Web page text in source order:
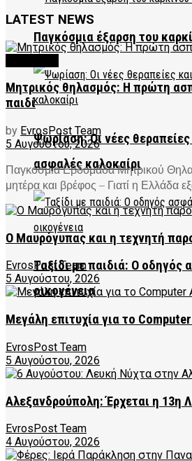
Παγκόσμια έξαρση του
Ψωρίαση: Οι νέες θεραπείες
ασφαλές καλοκαίρι
Ταξίδι με παιδιά: Ο οδηγός
οικογένεια
LATEST NEWS
Μητρικός θηλασμός: Η πρώτη
παιδί
by EvrosPost Team
5 Αυγούστου, 2026
Παγκόσμια Εβδομάδα Μητρικού
μητέρα και βρέφος – Γιατί η Ελλάδα
Ο Μαυρόγυπας και η τεχνητή
EvrosPost Team
5 Αυγούστου, 2026
Μεγάλη επιτυχία για το
EvrosPost Team
5 Αυγούστου, 2026
Αλεξανδρούπολη: Έρχεται η 13η
EvrosPost Team
4 Αυγούστου, 2026